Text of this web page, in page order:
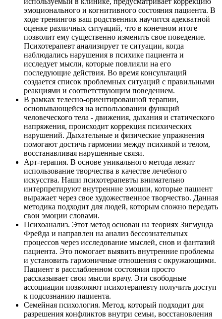
эмоционального и когнитивного состояния пациента. В
ходе тренингов ваш родственник научится адекватной
оценке различных ситуаций, что в конечном итоге
позволит ему существенно изменить свое поведение.
Психотерапевт анализирует те ситуации, когда
наблюдались нарушения в психике пациента и
исследует мысли, которые повлияли на его
последующие действия. Во время консультаций
создается список проблемных ситуаций с правильными
реакциями и соответствующим поведением.
В рамках телесно-ориентированной терапии,
основывающейся на использовании функций
человеческого тела - движения, дыхания и статического
напряжения, происходит коррекция психических
нарушений. Дыхательные и физические упражнения
помогают достичь гармонии между психикой и телом,
восстанавливая нарушенные связи.
Арт-терапия. В основе уникального метода лежит
использование творчества в качестве лечебного
искусства. Наши психотерапевты внимательно
интерпретируют внутренние эмоции, которые пациент
выражает через свое художественное творчество. Данная
методика подходит для людей, которым сложно передать
свои эмоции словами.
Психоанализ. Этот метод основан на теориях Зигмунда
Фрейда и направлен на анализ бессознательных
процессов через исследование мыслей, снов и фантазий
пациента. Это помогает выявить внутренние проблемы
и установить гармоничные отношения с окружающими.
Пациент в расслабленном состоянии просто
рассказывает свои мысли врачу. Эти свободные
ассоциации позволяют психотерапевту получить доступ
к подсознанию пациента.
Семейная психология. Метод, который подходит для
разрешения конфликтов внутри семьи, восстановления